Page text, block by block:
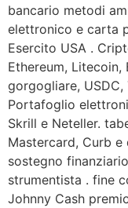
bancario metodi
elettronico e carta
Esercito USA .
Ethereum, Litecoin,
gorgogliare, USDC,
Portafoglio
Skrill e Neteller.
Mastercard, Curb
sostegno
strumentista . fine
Johnny Cash